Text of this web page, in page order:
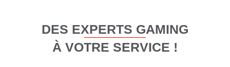
DES EXPERTS GAMING
À VOTRE SERVICE !